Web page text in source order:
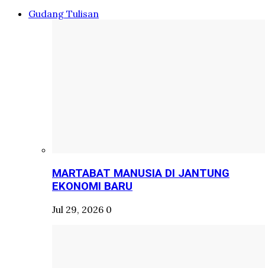
Gudang Tulisan
MARTABAT MANUSIA DI JANTUNG
EKONOMI BARU
Jul 29, 2026 0